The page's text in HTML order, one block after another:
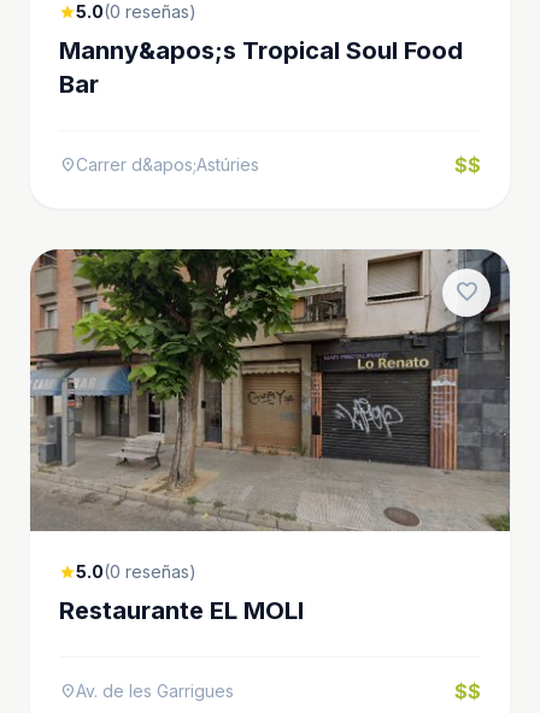
star5.0(0 reseñas)
Manny&apos;s Tropical Soul Food
Bar
location_onCarrer d&apos;Astúries $$
favorite
star5.0(0 reseñas)
Restaurante EL MOLI
location_onAv. de les Garrigues $$